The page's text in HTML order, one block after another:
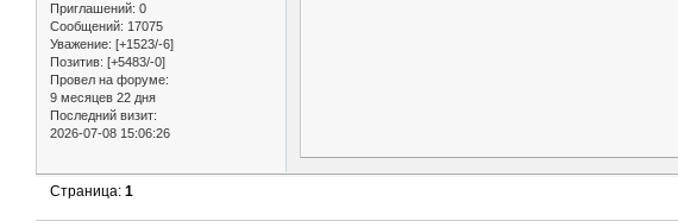
Приглашений: 0
Сообщений: 17075
Уважение: [+1523/-6]
Позитив: [+5483/-0]
Провел на форуме:
9 месяцев 22 дня
Последний визит:
2026-07-08 15:06:26
Страница:1